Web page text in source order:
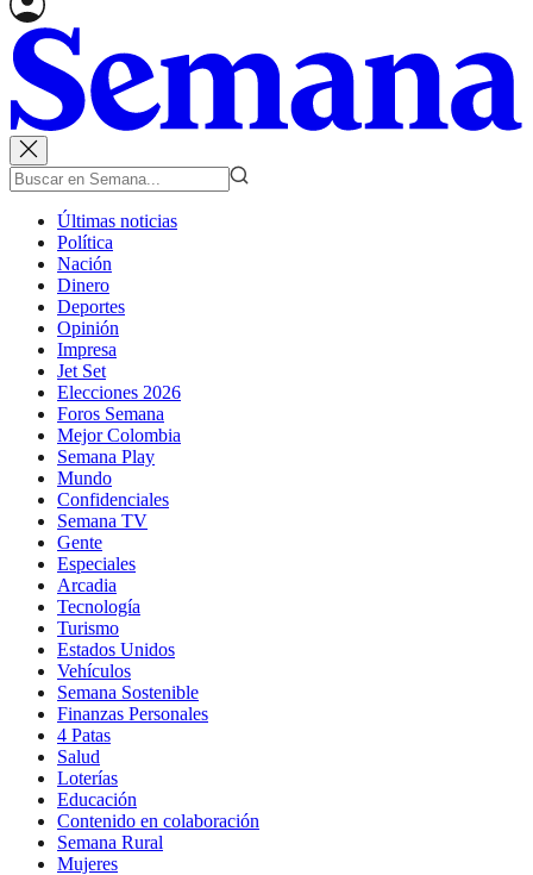
Últimas noticias
Política
Nación
Dinero
Deportes
Opinión
Impresa
Jet Set
Elecciones 2026
Foros Semana
Mejor Colombia
Semana Play
Mundo
Confidenciales
Semana TV
Gente
Especiales
Arcadia
Tecnología
Turismo
Estados Unidos
Vehículos
Semana Sostenible
Finanzas Personales
4 Patas
Salud
Loterías
Educación
Contenido en colaboración
Semana Rural
Mujeres